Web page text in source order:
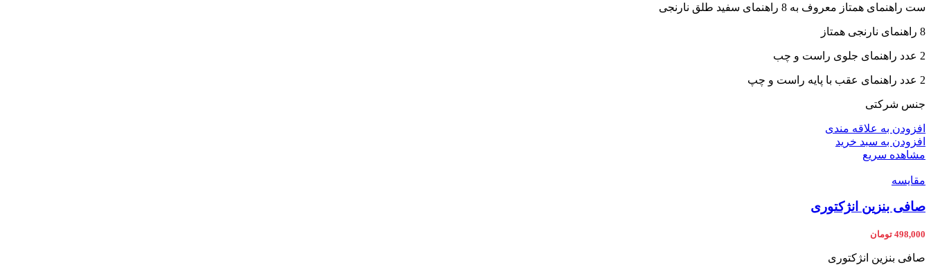
ست راهنمای همتاز معروف به 8 راهنمای سفید طلق نارنجی
8 راهنمای نارنجی همتاز
2 عدد راهنمای جلوی راست و چب
2 عدد راهنمای عقب با پایه راست و چپ
جنس شرکتی
افزودن به علاقه مندی
افزودن به سبد خرید
مشاهده سریع
مقایسه
صافی بنزین انژکتوری
498,000 تومان
صافی بنزین انژکتوری